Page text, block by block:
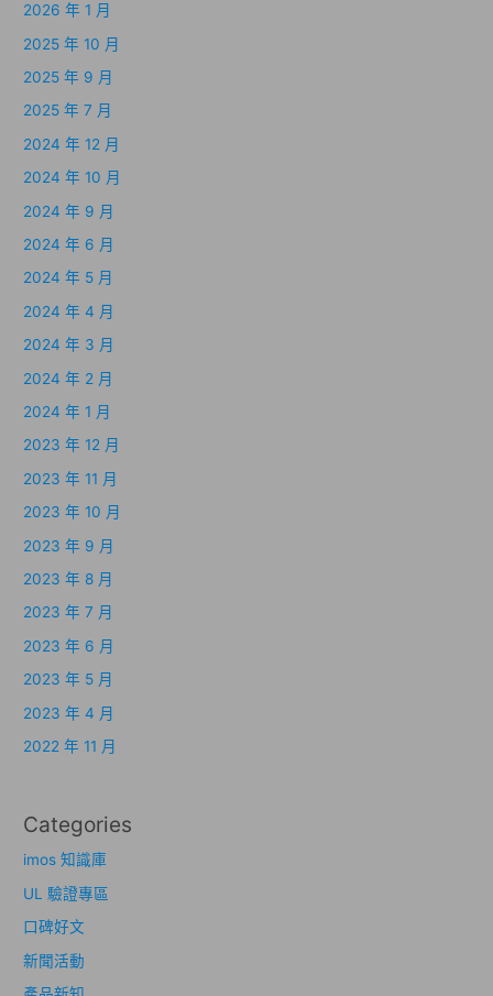
2026 年 1 月
2025 年 10 月
2025 年 9 月
2025 年 7 月
2024 年 12 月
2024 年 10 月
2024 年 9 月
2024 年 6 月
2024 年 5 月
2024 年 4 月
2024 年 3 月
2024 年 2 月
2024 年 1 月
2023 年 12 月
2023 年 11 月
2023 年 10 月
2023 年 9 月
2023 年 8 月
2023 年 7 月
2023 年 6 月
2023 年 5 月
2023 年 4 月
2022 年 11 月
Categories
imos 知識庫
UL 驗證專區
口碑好文
新聞活動